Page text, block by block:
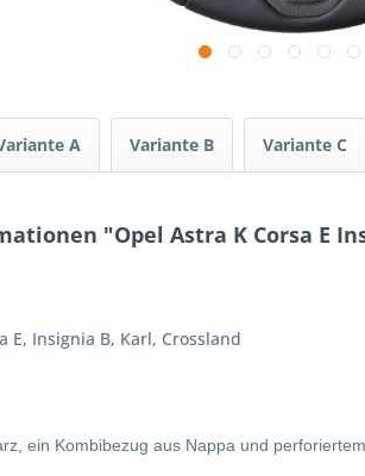
A Variante B Variante C
"Opel Astra K Corsa E
E, Insignia B, Karl, Crossland
ein Kombibezug aus Nappa und